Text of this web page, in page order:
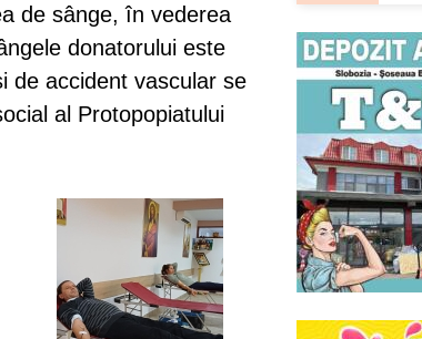
de sânge, în vederea
donatorului este
de accident vascular se
al Protopopiatului